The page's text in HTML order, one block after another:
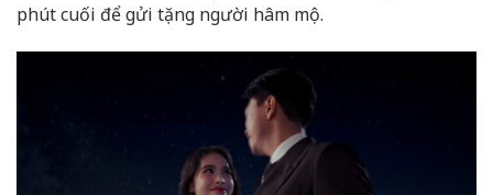
phút cuối để gửi tặng người hâm mộ.